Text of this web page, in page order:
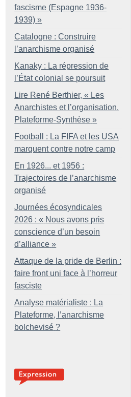
fascisme (Espagne 1936-
1939) »
Catalogne : Construire
l’anarchisme organisé
Kanaky : La répression de
l’État colonial se poursuit
Lire René Berthier, « Les
Anarchistes et l’organisation.
Plateforme-Synthèse »
Football : La FIFA et les USA
marquent contre notre camp
En 1926... et 1956 :
Trajectoires de l’anarchisme
organisé
Journées écosyndicales
2026 : « Nous avons pris
conscience d’un besoin
d’alliance »
Attaque de la pride de Berlin :
faire front uni face à l’horreur
fasciste
Analyse matérialiste : La
Plateforme, l’anarchisme
bolchevisé ?